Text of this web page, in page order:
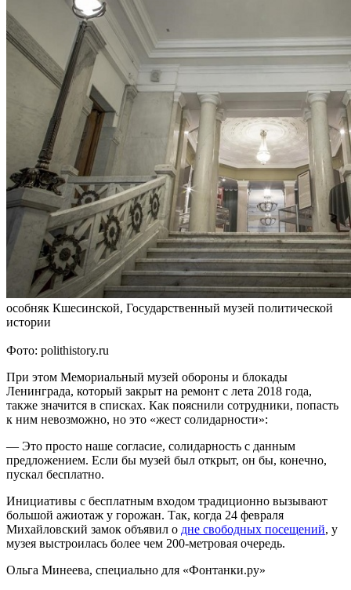
особняк Кшесинской, Государственный музей политической
истории
Фото: polithistory.ru
При этом Мемориальный музей обороны и блокады
Ленинграда, который закрыт на ремонт с лета 2018 года,
также значится в списках. Как пояснили сотрудники, попасть
к ним невозможно, но это «жест солидарности»:
— Это просто наше согласие, солидарность с данным
предложением. Если бы музей был открыт, он бы, конечно,
пускал бесплатно.
Инициативы с бесплатным входом традиционно вызывают
большой ажиотаж у горожан. Так, когда 24 февраля
Михайловский замок объявил о дне свободных посещений, у
музея выстроилась более чем 200-метровая очередь.
Ольга Минеева, специально для «Фонтанки.ру»